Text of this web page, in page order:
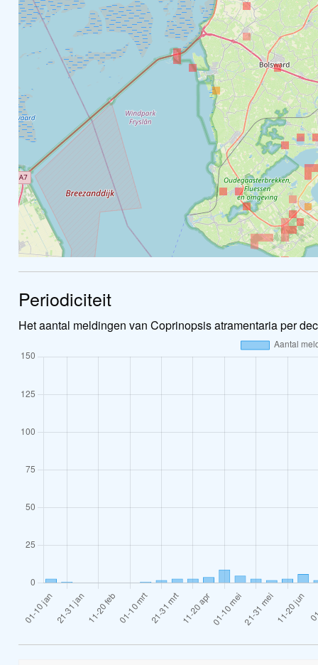
Periodiciteit
Het aantal meldingen van Coprinopsis atramentaria per